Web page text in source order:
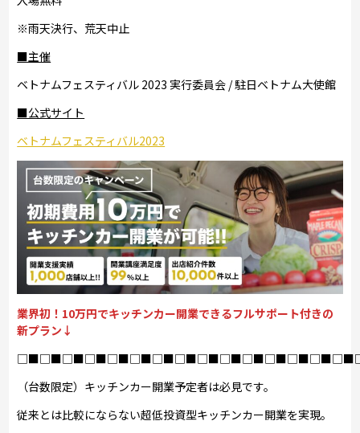
※雨天決行、荒天中止
■主催
ベトナムフェスティバル 2023 実行委員会 / 駐日ベトナム大使館
■公式サイト
ベトナムフェスティバル2023
業界初！10万円でキッチンカー開業できるフルサポート付きの
新プラン↓
（台数限定）キッチンカー開業予定者は必見です。
従来とは比較にならない超低投資型キッチンカー開業を実現。